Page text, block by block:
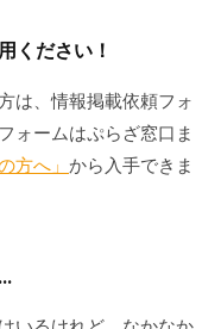
ください！
は、情報掲載依頼フォ
ォームはぷらざ窓口ま
方へ」 から入手できま